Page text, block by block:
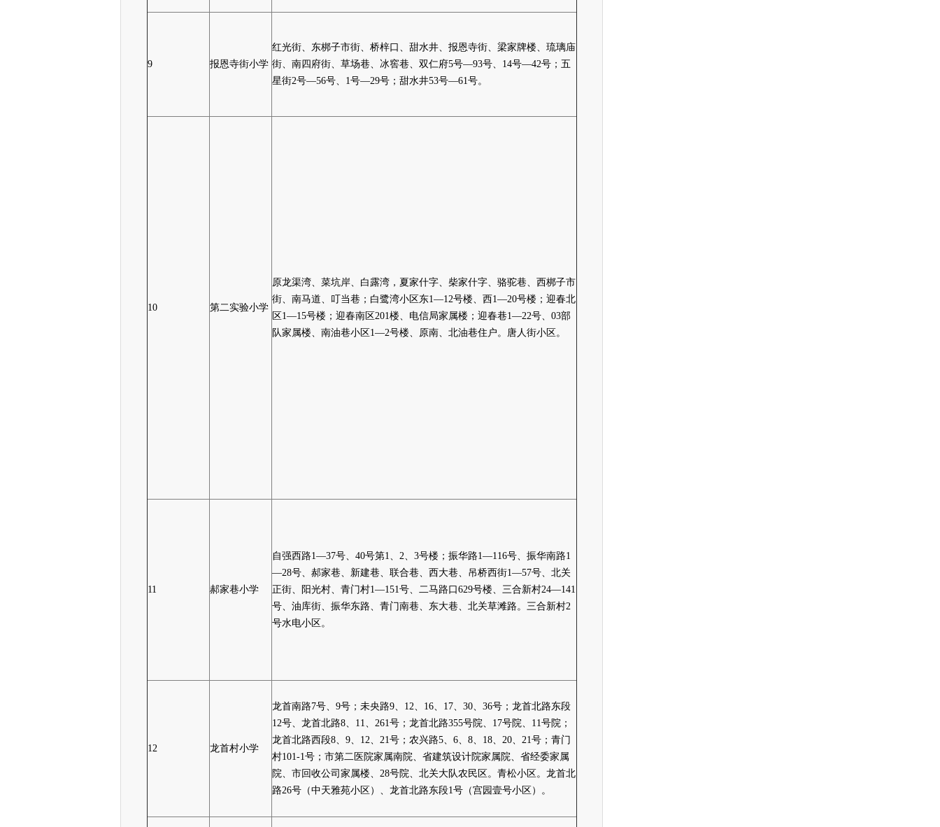
9 报恩寺街小学
红光街、东梆子市街、桥梓口、甜水井、报恩寺街、梁家牌楼、琉璃庙
街、南四府街、草场巷、冰窖巷、双仁府5号—93号、14号—42号；五
星街2号—56号、1号—29号；甜水井53号—61号。
10 第二实验小学
原龙渠湾、菜坑岸、白露湾，夏家什字、柴家什字、骆驼巷、西梆子市
街、南马道、叮当巷；白鹭湾小区东1—12号楼、西1—20号楼；迎春北
区1—15号楼；迎春南区201楼、电信局家属楼；迎春巷1—22号、03部
队家属楼、南油巷小区1—2号楼、原南、北油巷住户。唐人街小区。
11 郝家巷小学
自强西路1—37号、40号第1、2、3号楼；振华路1—116号、振华南路1
—28号、郝家巷、新建巷、联合巷、西大巷、吊桥西街1—57号、北关
正街、阳光村、青门村1—151号、二马路口629号楼、三合新村24—141
号、油库街、振华东路、青门南巷、东大巷、北关草滩路。三合新村2
号水电小区。
12 龙首村小学
龙首南路7号、9号；未央路9、12、16、17、30、36号；龙首北路东段
12号、龙首北路8、11、261号；龙首北路355号院、17号院、11号院；
龙首北路西段8、9、12、21号；农兴路5、6、8、18、20、21号；青门
村101-1号；市第二医院家属南院、省建筑设计院家属院、省经委家属
院、市回收公司家属楼、28号院、北关大队农民区。青松小区。龙首北
路26号（中天雅苑小区）、龙首北路东段1号（宫园壹号小区）。